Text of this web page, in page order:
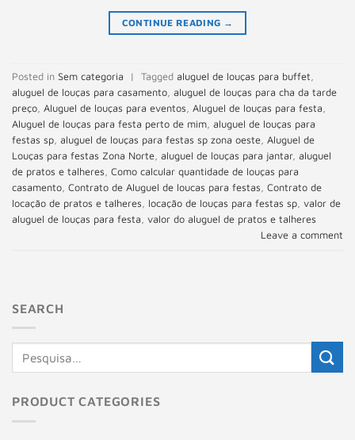
CONTINUE READING →
Posted in Sem categoria | Tagged aluguel de louças para buffet,
aluguel de louças para casamento, aluguel de louças para cha da tarde
preço, Aluguel de louças para eventos, Aluguel de louças para festa,
Aluguel de louças para festa perto de mim, aluguel de louças para
festas sp, aluguel de louças para festas sp zona oeste, Aluguel de
Louças para festas Zona Norte, aluguel de louças para jantar, aluguel
de pratos e talheres, Como calcular quantidade de louças para
casamento, Contrato de Aluguel de loucas para festas, Contrato de
locação de pratos e talheres, locação de louças para festas sp, valor de
aluguel de louças para festa, valor do aluguel de pratos e talheres
Leave a comment
SEARCH
PRODUCT CATEGORIES